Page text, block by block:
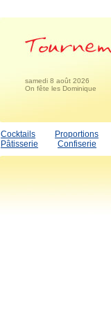
samedi 8 août 2026
On fête les Dominique
Cocktails Proportions
Pâtisserie
Confiserie